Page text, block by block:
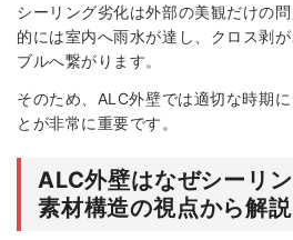
シーリング劣化は外部の美観だけの
的には室内へ雨水が達し、クロス剥
ブルへ繋がります。
そのため、ALC外壁では適切な時期
とが非常に重要です。
ALC外壁はなぜシーリ
素材構造の視点から解説